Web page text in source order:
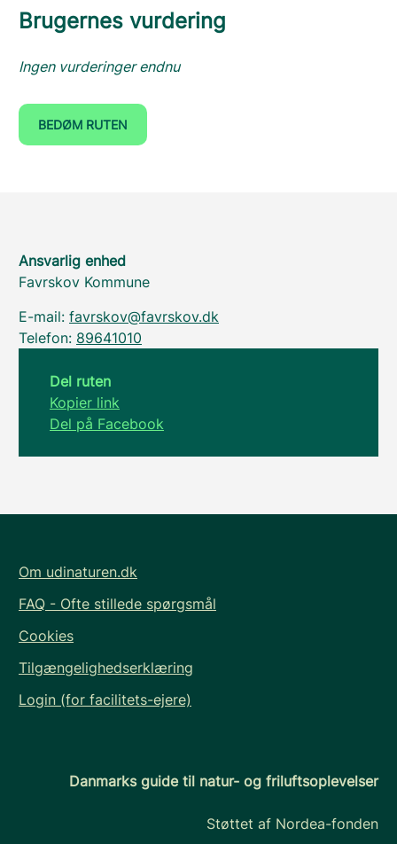
Brugernes vurdering
Ingen vurderinger endnu
BEDØM RUTEN
Ansvarlig enhed
Favrskov Kommune
E-mail: favrskov@favrskov.dk
Telefon: 89641010
Del ruten
Kopier link
Del på Facebook
Om udinaturen.dk
FAQ - Ofte stillede spørgsmål
Cookies
Tilgængelighedserklæring
Login (for facilitets-ejere)
Danmarks guide til natur- og friluftsoplevelser
Støttet af Nordea-fonden